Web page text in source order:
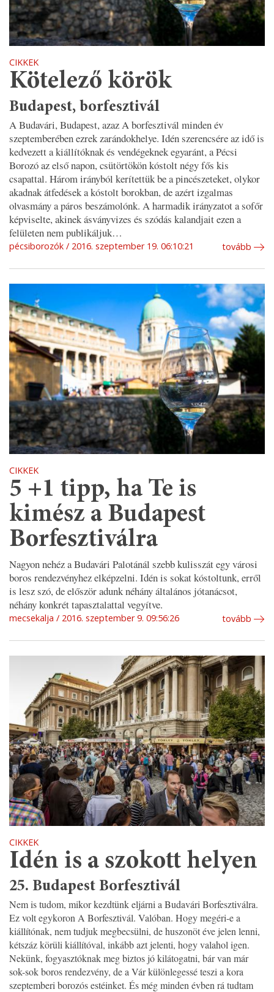
CIKKEK
Kötelező körök
Budapest, borfesztivál
A Budavári, Budapest, azaz A borfesztivál minden év
szeptemberében ezrek zarándokhelye. Idén szerencsére az idő is
kedvezett a kiállítóknak és vendégeknek egyaránt, a Pécsi
Borozó az első napon, csütörtökön kóstolt négy fős kis
csapattal. Három irányból kerítettük be a pincészeteket, olykor
akadnak átfedések a kóstolt borokban, de azért izgalmas
olvasmány a páros beszámolónk. A harmadik irányzatot a sofőr
képviselte, akinek ásványvizes és szódás kalandjait ezen a
felületen nem publikáljuk…
pécsiborozók 2016. szeptember 19. 06:10:21 tovább
CIKKEK
​5 +1 tipp, ha Te is
kimész a Budapest
Borfesztiválra
Nagyon nehéz a Budavári Palotánál szebb kulisszát egy városi
boros rendezvényhez elképzelni. Idén is sokat kóstoltunk, erről
is lesz szó, de először adunk néhány általános jótanácsot,
néhány konkrét tapasztalattal vegyítve.
mecsekalja 2016. szeptember 9. 09:56:26 tovább
CIKKEK
Idén is a szokott helyen
25. Budapest Borfesztivál
Nem is tudom, mikor kezdtünk eljárni a Budavári Borfesztiválra.
Ez volt egykoron A Borfesztivál. Valóban. Hogy megéri-e a
kiállítónak, nem tudjuk megbecsülni, de huszonöt éve jelen lenni,
kétszáz körüli kiállítóval, inkább azt jelenti, hogy valahol igen.
Nekünk, fogyasztóknak meg biztos jó kilátogatni, bár van már
sok-sok boros rendezvény, de a Vár különlegessé teszi a kora
szeptemberi borozós estéinket. És még minden évben rá tudtam